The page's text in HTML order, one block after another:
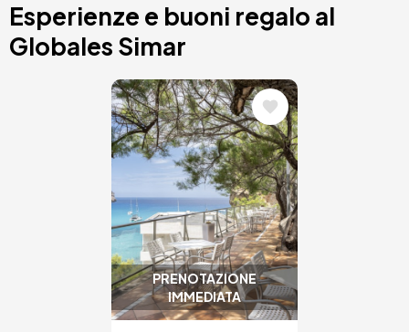
Nizza, Francia
Esperienze e buoni regalo al
Globales Simar
PRENOTAZIONE
IMMEDIATA
Immagine